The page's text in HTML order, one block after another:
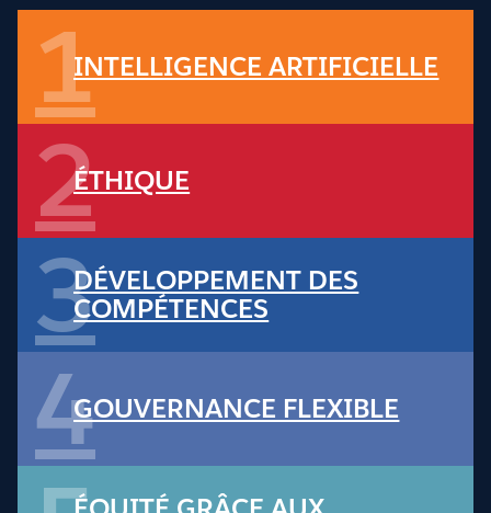
1INTELLIGENCE ARTIFICIELLE
2ÉTHIQUE
3DÉVELOPPEMENT DES
COMPÉTENCES
4GOUVERNANCE FLEXIBLE